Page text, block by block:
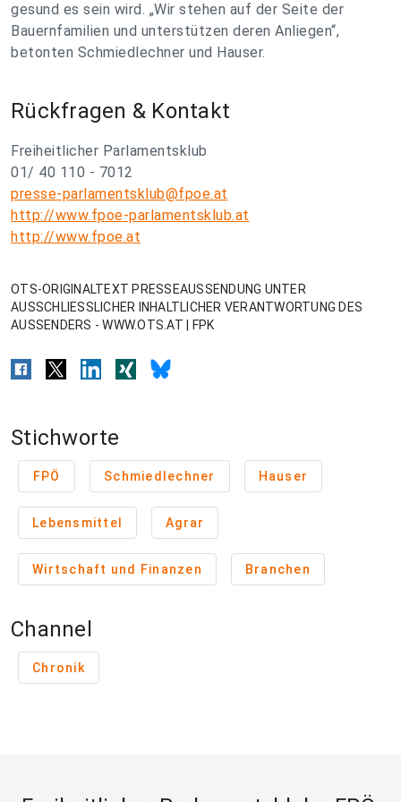
gesund es sein wird. „Wir stehen auf der Seite der
Bauernfamilien und unterstützen deren Anliegen“,
betonten Schmiedlechner und Hauser.
Rückfragen & Kontakt
Freiheitlicher Parlamentsklub
01/ 40 110 - 7012
presse-parlamentsklub@fpoe.at
http://www.fpoe-parlamentsklub.at
http://www.fpoe.at
OTS-ORIGINALTEXT PRESSEAUSSENDUNG UNTER
AUSSCHLIESSLICHER INHALTLICHER VERANTWORTUNG DES
AUSSENDERS - WWW.OTS.AT | FPK
Stichworte
FPÖ Schmiedlechner Hauser
Lebensmittel Agrar
Wirtschaft und Finanzen Branchen
Channel
Chronik